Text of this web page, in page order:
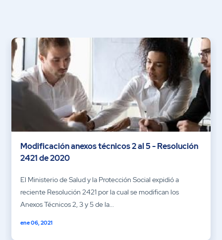
Modificación anexos técnicos 2 al 5 - Resolución
2421 de 2020
El Ministerio de Salud y la Protección Social expidió a
reciente Resolución 2421 por la cual se modifican los
Anexos Técnicos 2, 3 y 5 de la...
ene 06, 2021